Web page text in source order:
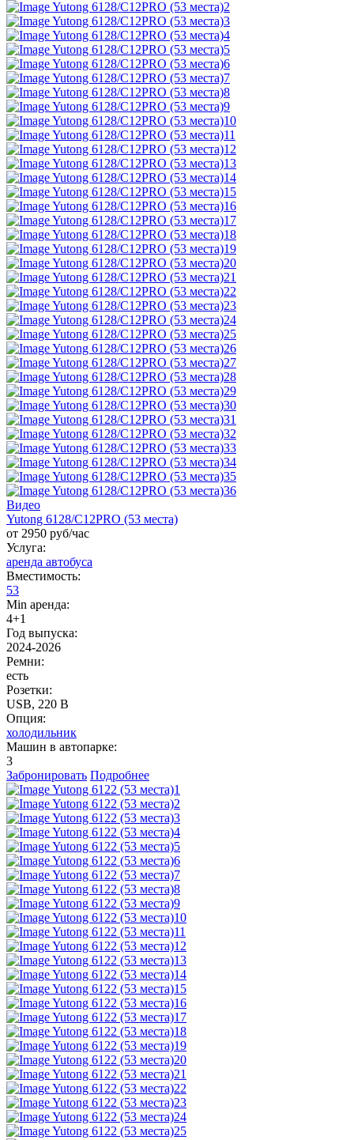
Видео
Yutong 6128/C12PRO (53 места)
от 2950 руб/час
Услуга:
аренда автобуса
Вместимость:
53
Min аренда:
4+1
Год выпуска:
2024-2026
Ремни:
есть
Розетки:
USB, 220 B
Опция:
холодильник
Машин в автопарке:
3
Забронировать Подробнее